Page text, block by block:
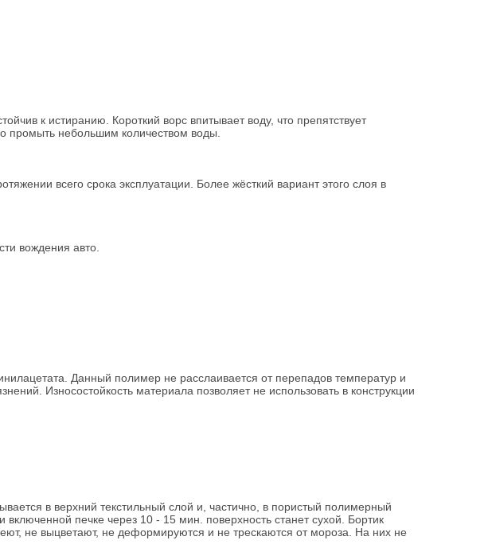
к истиранию. Короткий ворс впитывает воду, что препятствует
промыть небольшим количеством воды.
всего срока эксплуатации. Более жёсткий вариант этого слоя в
вождения авто.
Данный полимер не расслаивается от перепадов температур и
Износостойкость материала позволяет не использовать в конструкции
в верхний текстильный слой и, частично, в пористый полимерный
печке через 10 - 15 мин. поверхность станет сухой. Бортик
не выцветают, не деформируются и не трескаются от мороза. На них не